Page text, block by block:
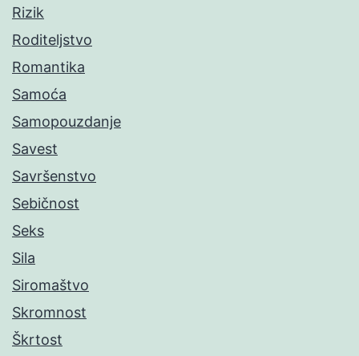
Rizik
Roditeljstvo
Romantika
Samoća
Samopouzdanje
Savest
Savršenstvo
Sebičnost
Seks
Sila
Siromaštvo
Skromnost
Škrtost